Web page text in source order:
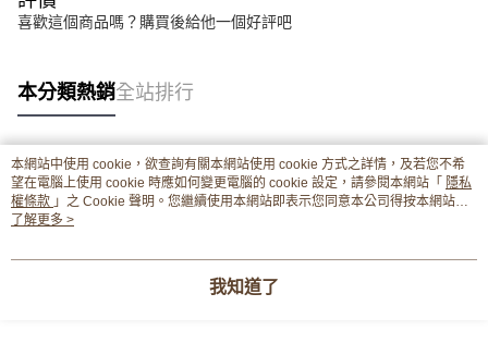
喜歡這個商品嗎？購買後給他一個好評吧
本分類熱銷全站排行
熱門標籤
本網站中使用 cookie，欲查詢有關本網站使用 cookie 方式之詳情，及若您不希
望在電腦上使用 cookie 時應如何變更電腦的 cookie 設定，請參閱本網站「 隱私
權條款 」之 Cookie 聲明。您繼續使用本網站即表示您同意本公司得按本網站使
用條款之 Cookie 聲明使用 cookie。
了解更多 >
我知道了